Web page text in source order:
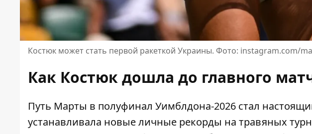
Костюк может стать первой ракеткой Украины. Фото: instagram.com/
Как Костюк дошла до главного
Путь Марты в полуфинал Уимблдона-2026 стал
устанавливала новые личные рекорды на травяных